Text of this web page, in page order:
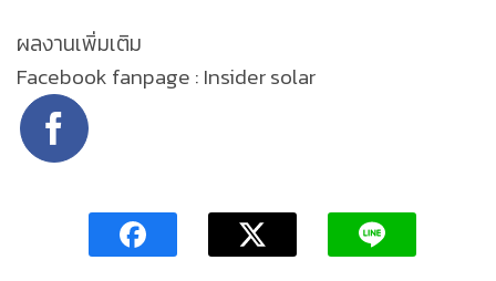
ผลงานเพิ่มเติม
Facebook fanpage : Insider solar